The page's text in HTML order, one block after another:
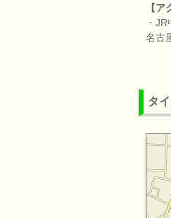
【ア
・
名古
タ